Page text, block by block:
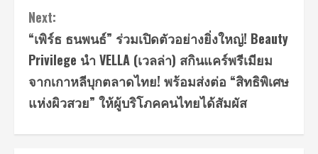
Next:
“เพิร์ธ ธนพนธ์” ร่วมเปิดตัวอย่างยิ่งใหญ่! Beauty
Privilege นำ VELLA (เวลล่า) สกินแคร์พรีเมียม
จากเกาหลีบุกตลาดไทย! พร้อมส่งต่อ “สิทธิพิเศษ
แห่งผิวสวย” ให้ผู้บริโภคคนไทยได้สัมผัส